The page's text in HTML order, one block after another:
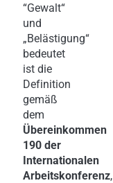
“Gewalt“
und
„Belästigung“
bedeutet
ist die
Definition
gemäß
dem
Übereinkommen
190 der
Internationalen
Arbeitskonferenz,